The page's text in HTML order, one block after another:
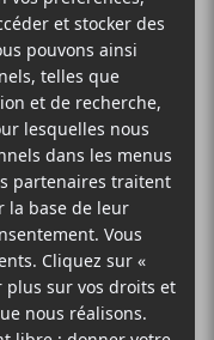
Tiken Jah
Marie-Pierre
Coline Rio,
Kourage,